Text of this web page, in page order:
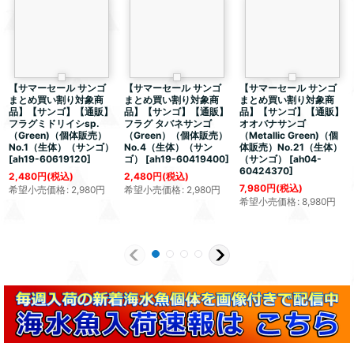
【サマーセール サンゴ
まとめ買い割り対象商
品】【サンゴ】【通販】
フラグミドリイシsp.
（Green)（個体販売）
No.1（生体）（サンゴ）
[ah19-60619120]
2,480円(税込)
希望小売価格: 2,980円
【サマーセール サンゴ
まとめ買い割り対象商
品】【サンゴ】【通販】
フラグ タバネサンゴ
（Green）（個体販売）
No.4（生体）（サン
ゴ）
[ah19-60419400]
2,480円(税込)
希望小売価格: 2,980円
【サマーセール サンゴ
まとめ買い割り対象商
品】【サンゴ】【通販】
オオバナサンゴ
（Metallic Green)（個
体販売）No.21（生体）
（サンゴ）
[ah04-
60424370]
7,980円(税込)
希望小売価格: 8,980円